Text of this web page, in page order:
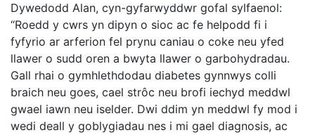
Dywedodd Alan, cyn-gyfarwyddwr gofal sylfaenol:
“Roedd y cwrs yn dipyn o sioc ac fe helpodd fi i
fyfyrio ar arferion fel prynu caniau o coke neu yfed
llawer o sudd oren a bwyta llawer o garbohydradau.
Gall rhai o gymhlethdodau diabetes gynnwys colli
braich neu goes, cael strôc neu brofi iechyd meddwl
gwael iawn neu iselder. Dwi ddim yn meddwl fy mod i
wedi deall y goblygiadau nes i mi gael diagnosis, ac